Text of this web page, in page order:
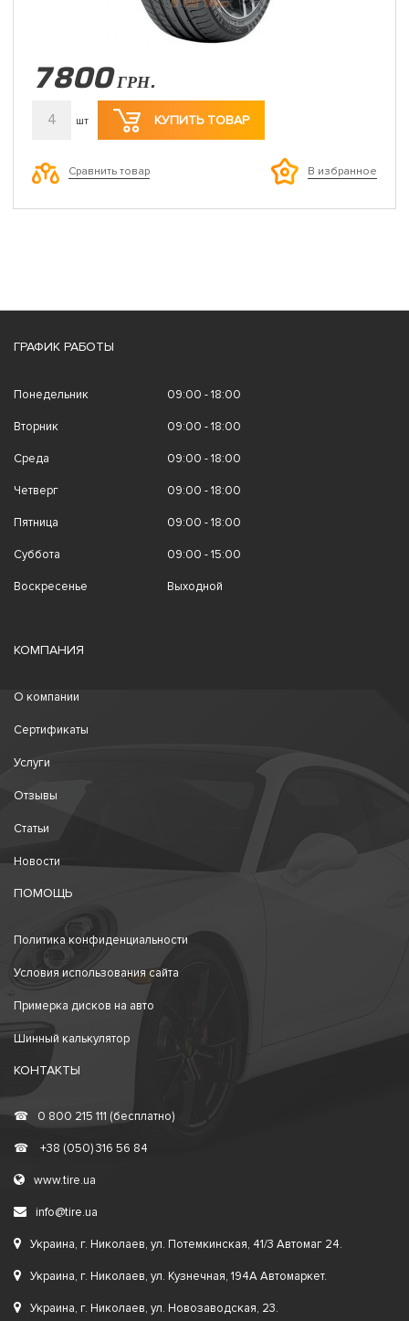
7800 ГРН.
4 шт КУПИТЬ ТОВАР
Сравнить товар В избранное
ГРАФИК РАБОТЫ
Понедельник 09:00 - 18:00
Вторник 09:00 - 18:00
Среда 09:00 - 18:00
Четверг 09:00 - 18:00
Пятница 09:00 - 18:00
Суббота 09:00 - 15:00
Воскресенье Выходной
КОМПАНИЯ
О компании
Сертификаты
Услуги
Отзывы
Статьи
Новости
ПОМОЩЬ
Политика конфиденциальности
Условия использования сайта
Примерка дисков на авто
Шинный калькулятор
КОНТАКТЫ
☎ 0 800 215 111 (бесплатно)
☎ +38 (050) 316 56 84
www.tire.ua
info@tire.ua
Украина, г. Николаев, ул. Потемкинская, 41/3 Автомаг 24.
Украина, г. Николаев, ул. Кузнечная, 194А Автомаркет.
Украина, г. Николаев, ул. Новозаводская, 23.